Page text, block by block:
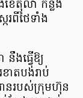
ែតុលា កន្លង
ពីថៃទាំង
នឹងធ្វើឱ្យ
ាតបង់រាប់
ានរបស់ក្រុមហ៊ុន